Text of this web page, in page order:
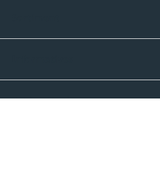
Zahlmethoden